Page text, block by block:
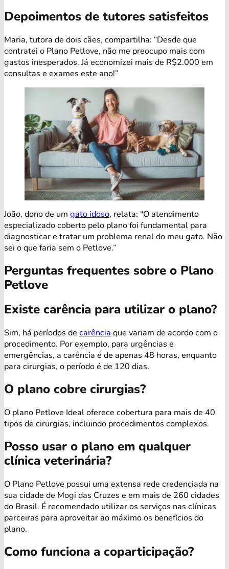
Depoimentos de tutores satisfeitos
Maria, tutora de dois cães, compartilha: “Desde que
contratei o Plano Petlove, não me preocupo mais com
gastos inesperados. Já economizei mais de R$2.000 em
consultas e exames este ano!”
João, dono de um gato idoso, relata: “O atendimento
especializado coberto pelo plano foi fundamental para
diagnosticar e tratar um problema renal do meu gato. Não
sei o que faria sem o Petlove.”
Perguntas frequentes sobre o Plano
Petlove
Existe carência para utilizar o plano?
Sim, há períodos de carência que variam de acordo com o
procedimento. Por exemplo, para urgências e
emergências, a carência é de apenas 48 horas, enquanto
para cirurgias, o período é de 120 dias.
O plano cobre cirurgias?
O plano Petlove Ideal oferece cobertura para mais de 40
tipos de cirurgias, incluindo procedimentos complexos.
Posso usar o plano em qualquer
clínica veterinária?
O Plano Petlove possui uma extensa rede credenciada na
sua cidade de Mogi das Cruzes e em mais de 260 cidades
do Brasil. É recomendado utilizar os serviços nas clínicas
parceiras para aproveitar ao máximo os benefícios do
plano.
Como funciona a coparticipação?